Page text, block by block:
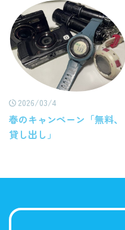
2026/03/4
春のキャンペーン「無料、
貸し出し」